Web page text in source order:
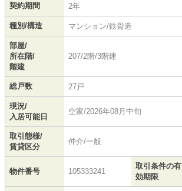
契約期間 2年
種別/構造 マンション/鉄骨造
部屋/
所在階/
階建
207/2階/3階建
総戸数 27戸
現況/
入居可能日
空家/2026年08月中旬
取引態様/
賃貸区分
仲介/一般
物件番号 105333241
取引条件の有
効期限